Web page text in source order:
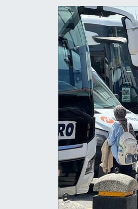
Teknoloji ve Bilim
Televizyon